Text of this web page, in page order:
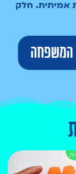
אמיתית. חלק
המשפחה